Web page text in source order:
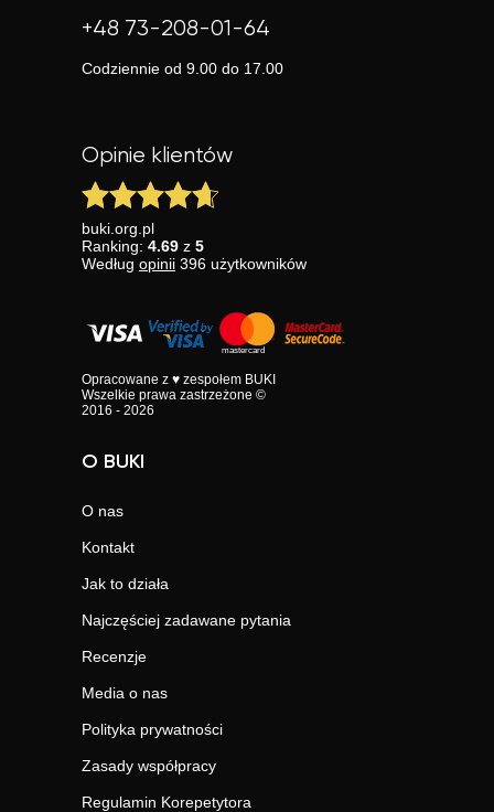
+48 73-208-01-64
Codziennie od 9.00 do 17.00
Opinie klientów
buki.org.pl
Ranking: 4.69 z 5
Według opinii 396 użytkowników
Opracowane z ♥ zespołem BUKI
Wszelkie prawa zastrzeżone ©
2016 - 2026
O BUKI
O nas
Kontakt
Jak to działa
Najczęściej zadawane pytania
Recenzje
Media o nas
Polityka prywatności
Zasady współpracy
Regulamin Korepetytora